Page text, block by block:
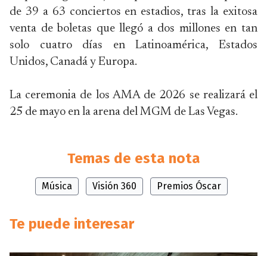
de 39 a 63 conciertos en estadios, tras la exitosa
venta de boletas que llegó a dos millones en tan
solo cuatro días en Latinoamérica, Estados
Unidos, Canadá y Europa.
La ceremonia de los AMA de 2026 se realizará el
25 de mayo en la arena del MGM de Las Vegas.
Temas de esta nota
Música Visión 360 Premios Óscar
Te puede interesar